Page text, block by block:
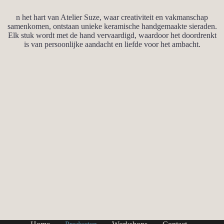
n het hart van Atelier Suze, waar creativiteit en vakmanschap
samenkomen, ontstaan unieke keramische handgemaakte sieraden.
Elk stuk wordt met de hand vervaardigd, waardoor het doordrenkt
is van persoonlijke aandacht en liefde voor het ambacht.